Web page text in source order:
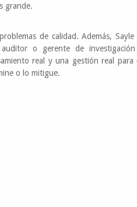
grande.
de calidad. Además, Sayle
o gerente de investigación
real y una gestión real para
o lo mitigue.